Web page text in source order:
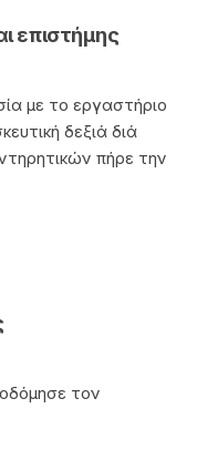
επιστήμης
με το εργαστήριο
δεξιά διά
πήρε την
τον